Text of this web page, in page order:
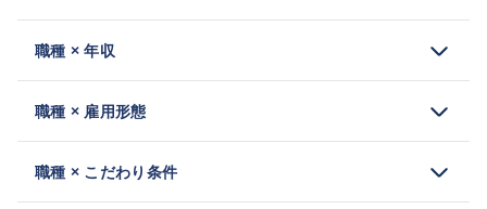
職種 × 年収
職種 × 雇用形態
職種 × こだわり条件